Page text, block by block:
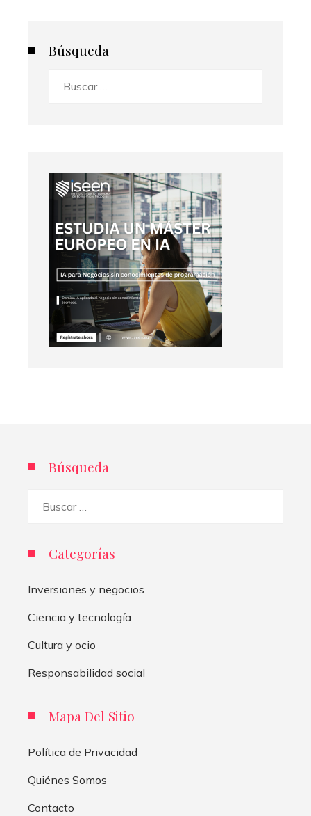
Búsqueda
Búsqueda
Categorías
Inversiones y negocios
Ciencia y tecnología
Cultura y ocio
Responsabilidad social
Mapa Del Sitio
Política de Privacidad
Quiénes Somos
Contacto